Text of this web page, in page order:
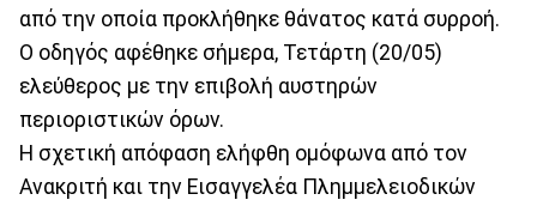
από την οποία προκλήθηκε θάνατος κατά συρροή.
Ο οδηγός αφέθηκε σήμερα, Τετάρτη (20/05)
ελεύθερος με την επιβολή αυστηρών
περιοριστικών όρων.
Η σχετική απόφαση ελήφθη ομόφωνα από τον
Ανακριτή και την Εισαγγελέα Πλημμελειοδικών